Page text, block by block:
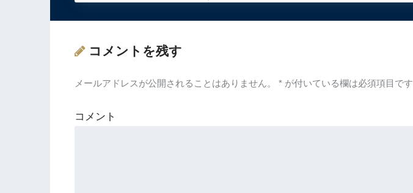
コメントを残す
メールアドレスが公開されることはありません。 * が付いている欄は必須項目です
コメント